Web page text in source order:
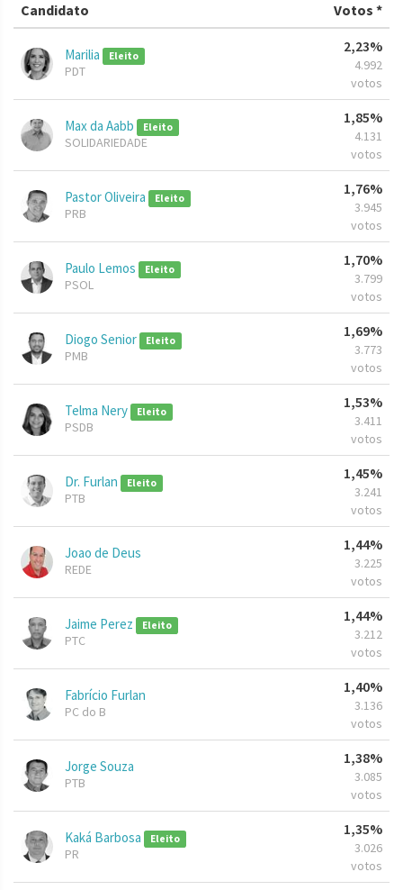
Candidato Votos *
Marilia Eleito
PDT
2,23%
4.992
votos
Max da Aabb Eleito
SOLIDARIEDADE
1,85%
4.131
votos
Pastor Oliveira Eleito
PRB
1,76%
3.945
votos
Paulo Lemos Eleito
PSOL
1,70%
3.799
votos
Diogo Senior Eleito
PMB
1,69%
3.773
votos
Telma Nery Eleito
PSDB
1,53%
3.411
votos
Dr. Furlan Eleito
PTB
1,45%
3.241
votos
Joao de Deus
REDE
1,44%
3.225
votos
Jaime Perez Eleito
PTC
1,44%
3.212
votos
Fabrício Furlan
PC do B
1,40%
3.136
votos
Jorge Souza
PTB
1,38%
3.085
votos
Kaká Barbosa Eleito
PR
1,35%
3.026
votos